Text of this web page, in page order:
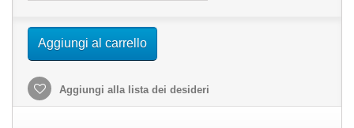
Aggiungi al carrello
Aggiungi alla lista dei desideri